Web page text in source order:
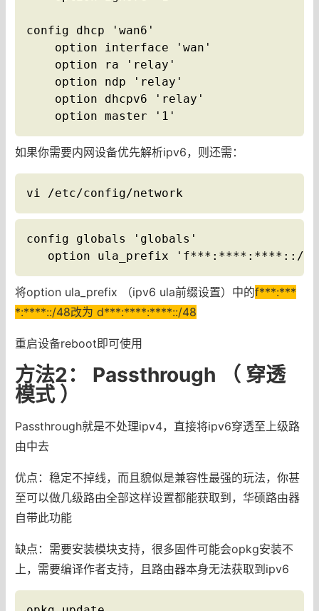
config dhcp 'wan6'
    option interface 'wan'
    option ra 'relay'
    option ndp 'relay'
    option dhcpv6 'relay'
    option master '1'
如果你需要内网设备优先解析ipv6，则还需：
vi /etc/config/network
config globals 'globals'
option ula_prefix 'f***:****:****::/
将option ula_prefix （ipv6 ula前缀设置）中的f***:***
*:****::/48改为 d***:****:****::/48
重启设备reboot即可使用
方法2： Passthrough （ 穿透
模式 ）
Passthrough就是不处理ipv4，直接将ipv6穿透至上级路
由中去
优点：稳定不掉线，而且貌似是兼容性最强的玩法，你甚
至可以做几级路由全部这样设置都能获取到，华硕路由器
自带此功能
缺点：需要安装模块支持，很多固件可能会opkg安装不
上，需要编译作者支持，且路由器本身无法获取到ipv6